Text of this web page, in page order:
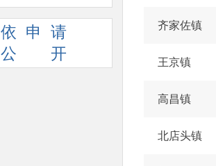
依申请
公开
齐家佐镇
王京镇
高昌镇
北店头镇